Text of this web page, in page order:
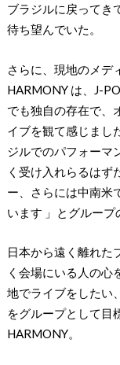
ブラジルに戻ってき
待ち望んでいた。
さらに、現地のメデ
HARMONY は、J-
でも独⾃の存在で、
イブを観て感じまし
ジルでのパフォーマ
く受け⼊れらるはず
ー、さらには中南⽶
います 」とグループ
日本から遠く離れた
く会場にいる人の心
地でライブをしたい
をグループとして目
HARMONY。